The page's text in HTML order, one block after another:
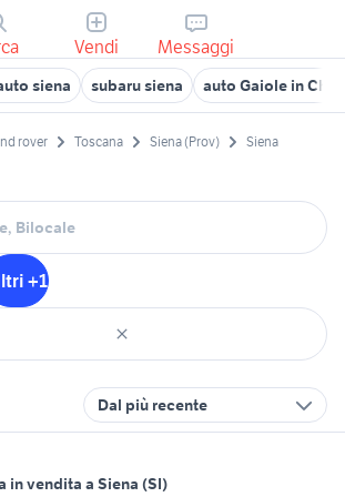
Vendi Messaggi
siena subaru siena auto Gaiole in
rover Toscana Siena (Prov) Siena
+1
Dal più recente
in vendita a Siena (SI)